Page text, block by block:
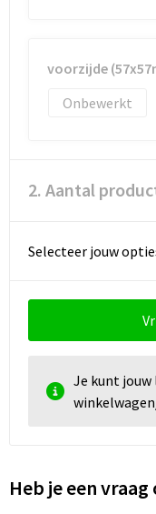
voorzijde
Onbewerkt
2. Aantal
Selecteer jouw
Je kunt jouw
Heb je een